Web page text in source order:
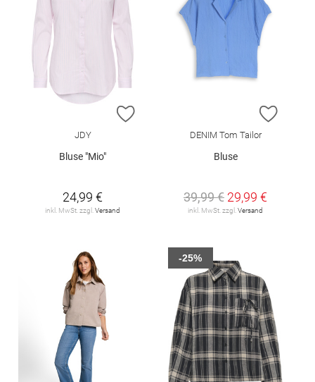
ZUR WUNSCHLISTE HINZUFÜGEN
JDY
Bluse "Mio"
24,99 €
inkl. MwSt. zzgl. Versand
ZUR
DENIM Tom Tailor
Bluse
39,99 € 29,99 €
inkl. MwSt. zzgl. Versand
-25%